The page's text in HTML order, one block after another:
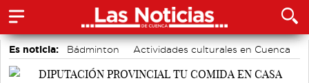
Es noticia: Bádminton
Actividades culturales en Cuenca
Piragüismo
Auditorio de Cuenca